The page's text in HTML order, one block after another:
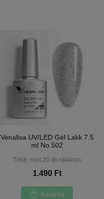
Venalisa UV/LED Gél Lakk 7.5
ml No.502
Több, mint 20 db raktáron
1.490 Ft
Kosárba